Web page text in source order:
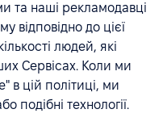
та наші рекламодавці
відповідно до цієї
людей, які
Сервісах. Коли ми
в цій політиці, ми
подібні технології.